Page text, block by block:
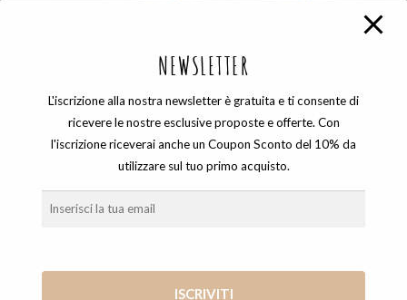
CASTONI ORECCHINI
ORECCHINI CASTONE AZZURRI GRANDI
NEWSLETTER
L'iscrizione alla nostra newsletter è gratuita e ti consente di
ricevere le nostre esclusive proposte e offerte. Con
l'iscrizione riceverai anche un Coupon Sconto del 10% da
utilizzare sul tuo primo acquisto.